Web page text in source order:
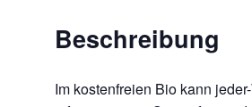
Beschreibung
Im kostenfreien Bio kann